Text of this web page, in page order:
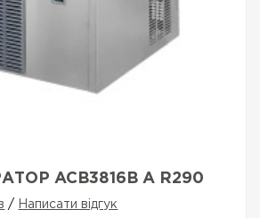
ACB3816B A R290
/ Написати відгук